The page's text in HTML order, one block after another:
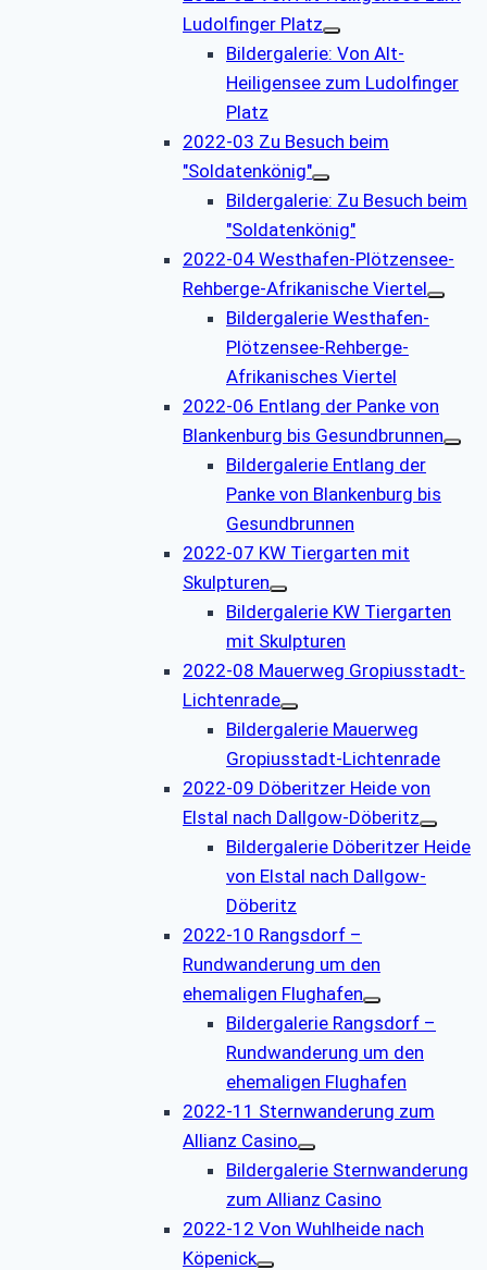
Ludolfinger Platz
Bildergalerie: Von Alt-
Heiligensee zum Ludolfinger
Platz
2022-03 Zu Besuch beim
"Soldatenkönig"
Bildergalerie: Zu Besuch beim
"Soldatenkönig"
2022-04 Westhafen-Plötzensee-
Rehberge-Afrikanische Viertel
Bildergalerie Westhafen-
Plötzensee-Rehberge-
Afrikanisches Viertel
2022-06 Entlang der Panke von
Blankenburg bis Gesundbrunnen
Bildergalerie Entlang der
Panke von Blankenburg bis
Gesundbrunnen
2022-07 KW Tiergarten mit
Skulpturen
Bildergalerie KW Tiergarten
mit Skulpturen
2022-08 Mauerweg Gropiusstadt-
Lichtenrade
Bildergalerie Mauerweg
Gropiusstadt-Lichtenrade
2022-09 Döberitzer Heide von
Elstal nach Dallgow-Döberitz
Bildergalerie Döberitzer Heide
von Elstal nach Dallgow-
Döberitz
2022-10 Rangsdorf –
Rundwanderung um den
ehemaligen Flughafen
Bildergalerie Rangsdorf –
Rundwanderung um den
ehemaligen Flughafen
2022-11 Sternwanderung zum
Allianz Casino
Bildergalerie Sternwanderung
zum Allianz Casino
2022-12 Von Wuhlheide nach
Köpenick